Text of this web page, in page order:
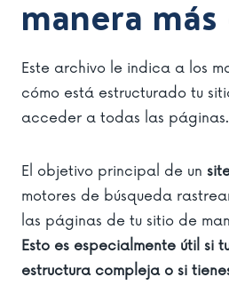
manera
Este archivo le indica a los
cómo está estructurado tu
acceder a todas las páginas.
El objetivo principal de un
motores de búsqueda
las páginas de tu sitio de
Esto es especialmente útil si
estructura compleja o si